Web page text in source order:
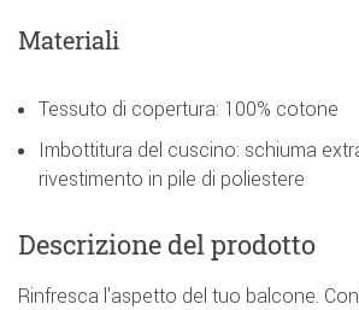
Materiali
Tessuto di copertura: 100% cotone
Imbottitura del cuscino: schiuma
rivestimento in pile di poliestere
Descrizione del prodotto
Rinfresca l'aspetto del tuo balcone.